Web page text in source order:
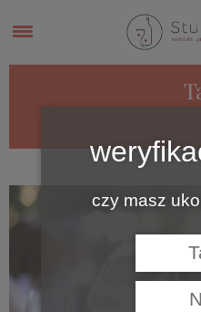
czy masz